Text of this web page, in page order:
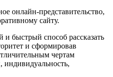
онлайн-представительство,
сайту.
и быстрый способ рассказать
и сформировав
чертам
индивидуальность,